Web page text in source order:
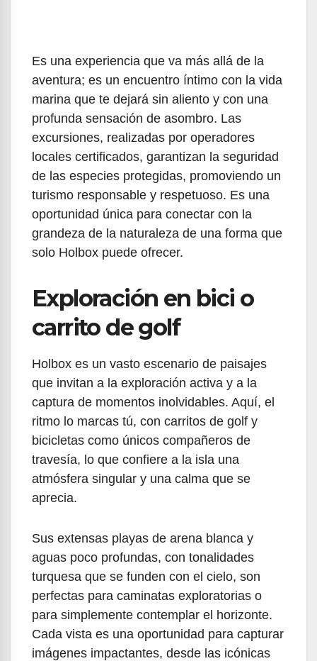
Es una experiencia que va más allá de la
aventura; es un encuentro íntimo con la vida
marina que te dejará sin aliento y con una
profunda sensación de asombro. Las
excursiones, realizadas por operadores
locales certificados, garantizan la seguridad
de las especies protegidas, promoviendo un
turismo responsable y respetuoso. Es una
oportunidad única para conectar con la
grandeza de la naturaleza de una forma que
solo Holbox puede ofrecer.
Exploración en bici o
carrito de golf
Holbox es un vasto escenario de paisajes
que invitan a la exploración activa y a la
captura de momentos inolvidables. Aquí, el
ritmo lo marcas tú, con carritos de golf y
bicicletas como únicos compañeros de
travesía, lo que confiere a la isla una
atmósfera singular y una calma que se
aprecia.
Sus extensas playas de arena blanca y
aguas poco profundas, con tonalidades
turquesa que se funden con el cielo, son
perfectas para caminatas exploratorias o
para simplemente contemplar el horizonte.
Cada vista es una oportunidad para capturar
imágenes impactantes, desde las icónicas